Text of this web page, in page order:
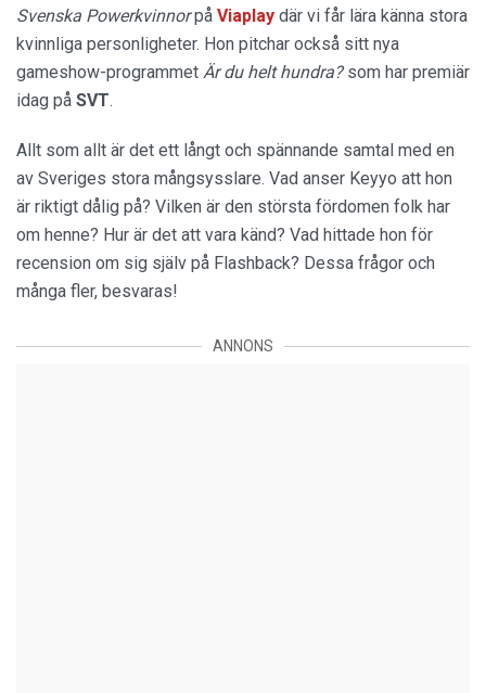
Svenska Powerkvinnorpå Viaplay där vi får lära känna stora
kvinnliga personligheter. Hon pitchar också sitt nya
gameshow-programmet Är du helt hundra?som har premiär
idag på SVT.
Allt som allt är det ett långt och spännande samtal med en
av Sveriges stora mångsysslare. Vad anser Keyyo att hon
är riktigt dålig på? Vilken är den största fördomen folk har
om henne? Hur är det att vara känd? Vad hittade hon för
recension om sig själv på Flashback? Dessa frågor och
många fler, besvaras!
ANNONS